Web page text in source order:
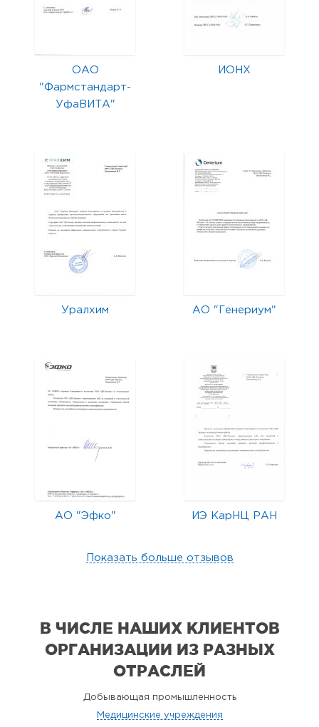
ОАО
"Фармстандарт-
УфаВИТА"
ИОНХ
Уралхим АО "Генериум"
АО "Эфко" ИЭ КарНЦ РАН
Показать больше отзывов
В ЧИСЛЕ НАШИХ КЛИЕНТОВ
ОРГАНИЗАЦИИ ИЗ РАЗНЫХ
ОТРАСЛЕЙ
Добывающая промышленность
Медицинские учреждения